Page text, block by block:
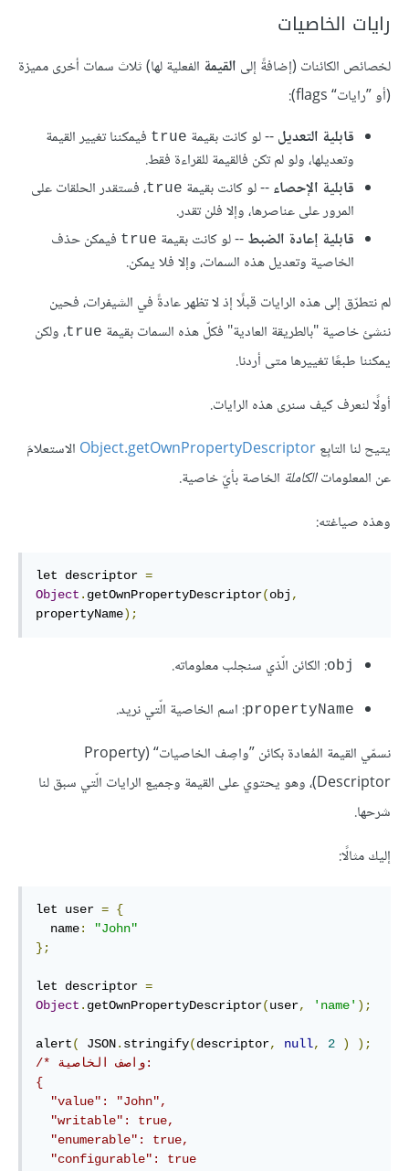
رايات الخاصيات
لخصائص الكائنات (إضافةً إلى القيمة الفعلية لها) ثلاث سمات أخرى مميزة
(أو ”رايات“ flags):
قابلية التعديل-- لو كانت بقيمة true فيمكننا تغيير القيمة
وتعديلها، ولو لم تكن فالقيمة للقراءة فقط.
قابلية الإحصاء-- لو كانت بقيمة true، فستقدر الحلقات على
المرور على عناصرها، وإلا فلن تقدر.
قابلية إعادة الضبط-- لو كانت بقيمة true فيمكن حذف
الخاصية وتعديل هذه السمات، وإلا فلا يمكن.
لم نتطرّق إلى هذه الرايات قبلًا إذ لا تظهر عادةً في الشيفرات، فحين
ننشئ خاصية "بالطريقة العادية" فكلّ هذه السمات بقيمة true، ولكن
يمكننا طبعًا تغييرها متى أردنا.
أولًا لنعرف كيف سنرى هذه الرايات.
يتيح لنا التابِعObject.getOwnPropertyDescriptor الاستعلامَ
عن المعلوماتالكاملة الخاصة بأيّ خاصية.
وهذه صياغته:
let descriptor =
Object . getOwnPropertyDescriptor(obj ,
propertyName);
obj: الكائن الّذي سنجلب معلوماته.
propertyName: اسم الخاصية الّتي نريد.
نسمّي القيمة المُعادة بكائن ”واصِف الخاصيات“ (Property
Descriptor)، وهو يحتوي على القيمة وجميع الرايات الّتي سبق لنا
شرحها.
إليك مثالًا:
let user = {
  name
:
"John"
};
let descriptor =
Object . getOwnPropertyDescriptor(user, 'name' );
alert( JSON. stringify(descriptor, null, 2 )
);
/* واصف الخاصية:
{